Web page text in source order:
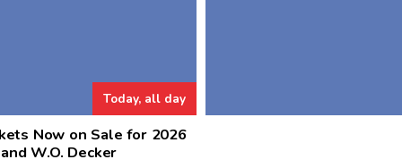
Today, all day
Now on Sale for 2026
W.O. Decker